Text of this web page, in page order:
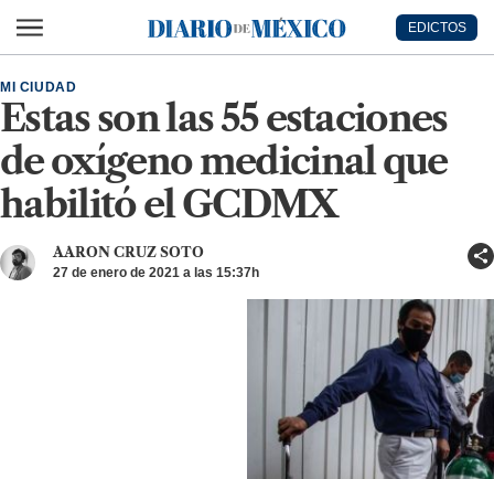
Diario de México
EDICTOS
Estas son las 55 estaciones
de oxígeno medicinal que
habilitó el GCDMX
MI CIUDAD
AARON CRUZ SOTO
27 de enero de 2021 a las 15:37h